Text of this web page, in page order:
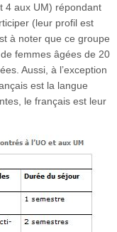
4 aux UM) répondant
(leur profil est
à noter que ce groupe
femmes âgées de 20
Aussi, à l’exception
est la langue
le français est leur